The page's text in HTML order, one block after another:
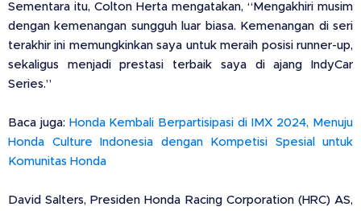
Sementara itu, Colton Herta mengatakan, “Mengakhiri musim
dengan kemenangan sungguh luar biasa. Kemenangan di seri
terakhir ini memungkinkan saya untuk meraih posisi runner-up,
sekaligus menjadi prestasi terbaik saya di ajang IndyCar
Series.”
Baca juga: Honda Kembali Berpartisipasi di IMX 2024, Menuju
Honda Culture Indonesia dengan Kompetisi Spesial untuk
Komunitas Honda
David Salters, Presiden Honda Racing Corporation (HRC) AS,